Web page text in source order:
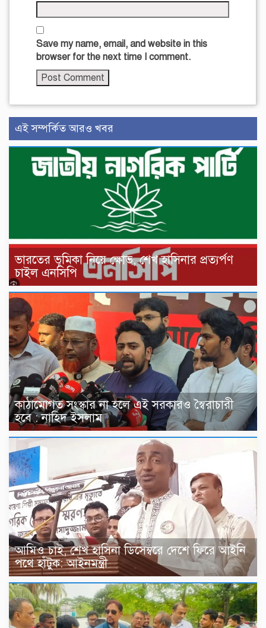
Save my name, email, and website in this
browser for the next time I comment.
এই সম্পর্কিত আরও খবর
ভারতের ভূমিকা নিয়ে ক্ষোভ, শেখ হাসিনার প্রত্যর্পণ
চাইল এনসিপি
কাঠামোগত সংস্কার না হলে এই সরকারও স্বৈরাচারী
হবে : নাহিদ ইসলাম
আমিও চাই, শেখ হাসিনা ডিসেম্বরে দেশে ফিরে আইনি
পথে হাঁটুক: আইনমন্ত্রী